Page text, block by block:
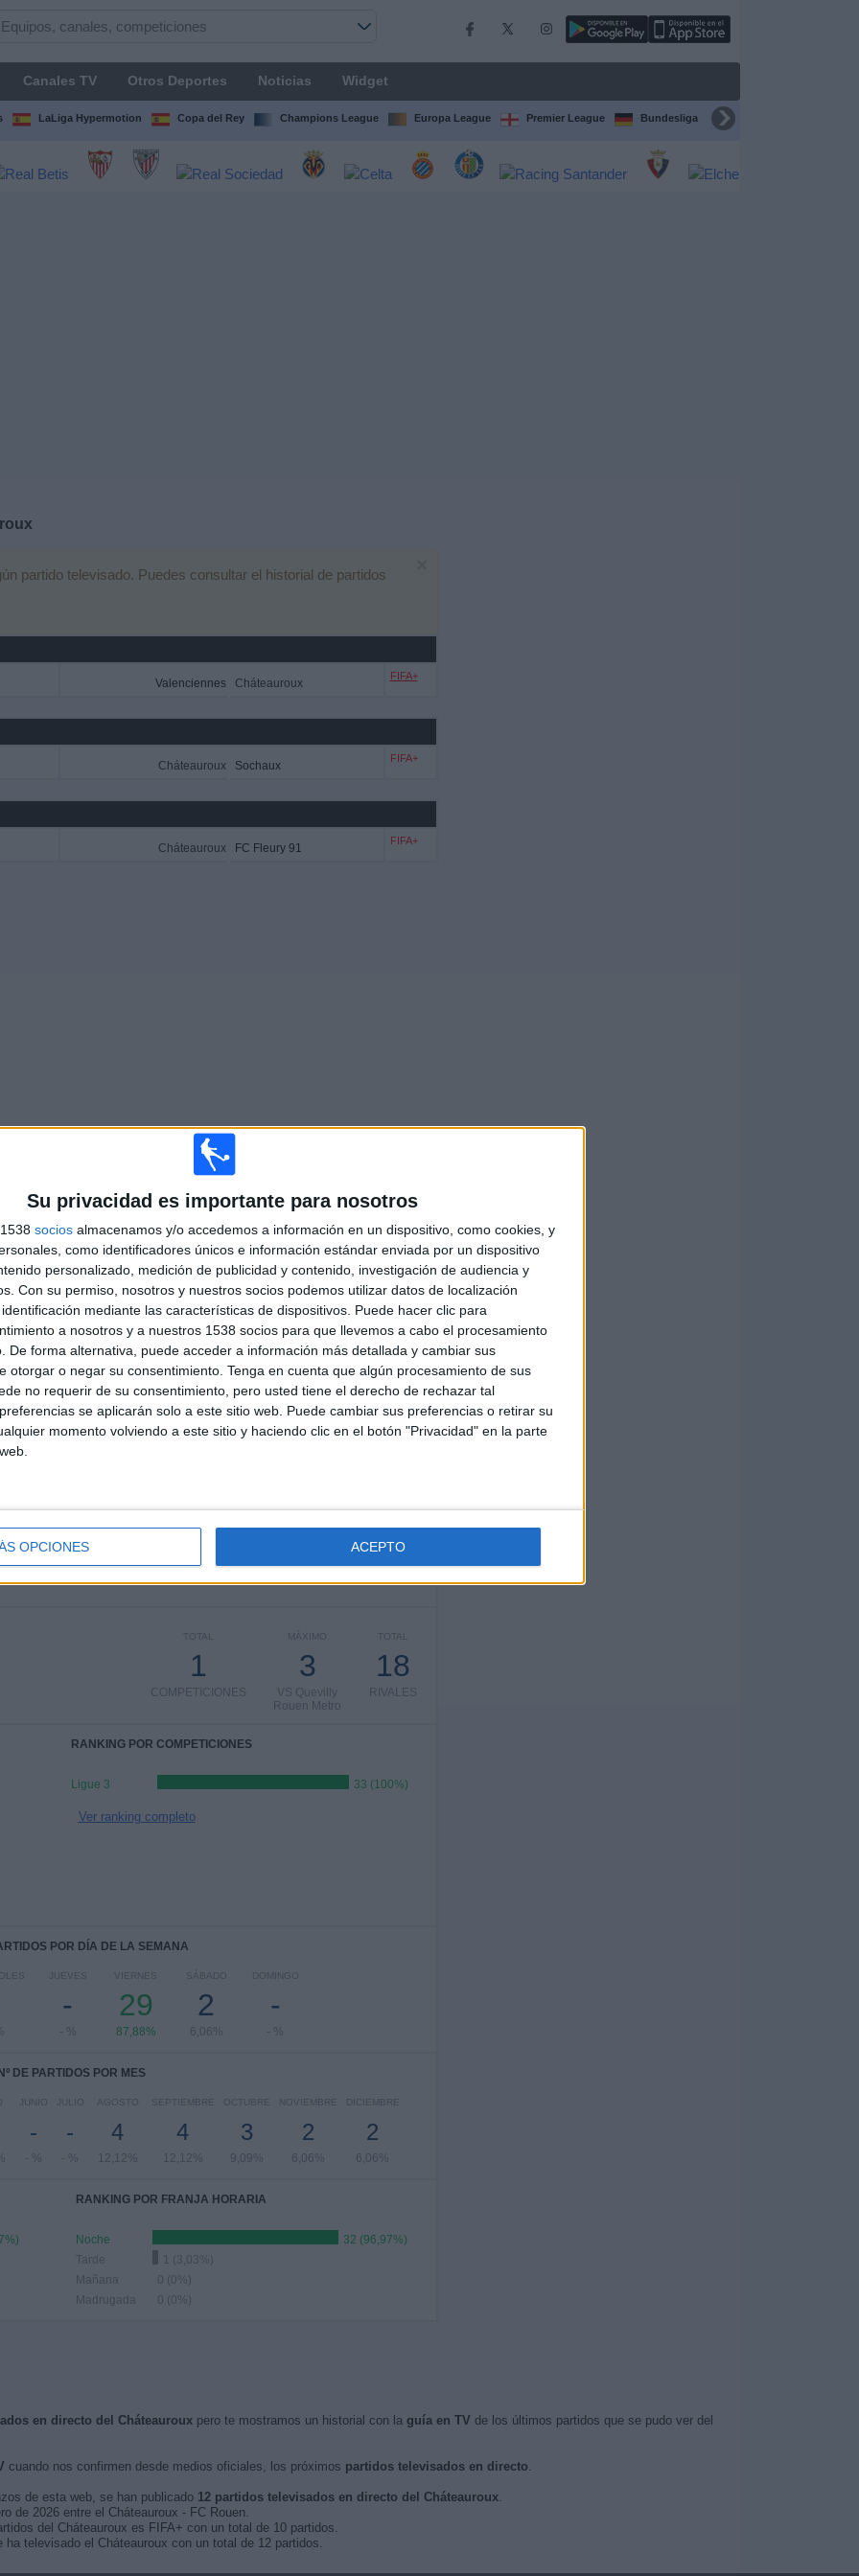
Su privacidad es importante para nosotros
socios almacenamos y/o accedemos a información en un dispositivo, como cookies, y
como identificadores únicos e información estándar enviada por un dispositivo
personalizado, medición de publicidad y contenido, investigación de audiencia y
Con su permiso, nosotros y nuestros socios podemos utilizar datos de localización
mediante las características de dispositivos. Puede hacer clic para
a nosotros y a nuestros 1538 socios para que llevemos a cabo el procesamiento
De forma alternativa, puede acceder a información más detallada y cambiar sus
otorgar o negar su consentimiento. Tenga en cuenta que algún procesamiento de sus
no requerir de su consentimiento, pero usted tiene el derecho de rechazar tal
se aplicarán solo a este sitio web. Puede cambiar sus preferencias o retirar su
momento volviendo a este sitio y haciendo clic en el botón "Privacidad" en la parte
OPCIONES ACEPTO
Canales TV Otros Deportes Noticias Widget
LaLiga Hypermotion Copa del Rey Champions League Europa League Premier League Bundesliga Supercopa de España
partido televisado. Puedes consultar el historial de partidos
Valenciennes Cháteauroux
FIFA+
Cháteauroux Sochaux
FIFA+
Cháteauroux FC Fleury 91
FIFA+
EN TELEVISIÓN EN ESPAÑA
los datos estadísticos de cuándo y dónde se televisan los partidos deFútboldel
, podemos dar los siguientes datos:
Valenciennes - Cháteauroux
15/05/2026 Ligue 3 por FIFA+
2
CANALES TV
83
GRATUÍTO
0
DE PAGO
TOTAL
18
RIVALES
MÁXIMO
3
VS Quevilly
Rouen Metro
TOTAL
1
COMPETICIONES
RANKING POR COMPETICIONES
Ligue 3 33 (100%)
Ver ranking completo
POR DÍA DE LA SEMANA
JUEVES
-
- %
VIERNES
29
87,88%
SÁBADO
2
6,06%
DOMINGO
-
- %
Nº DE PARTIDOS POR MES
JUNIO
-
- %
JULIO
-
- %
AGOSTO
4
12,12%
SEPTIEMBRE
4
12,12%
OCTUBRE
3
9,09%
NOVIEMBRE
2
6,06%
DICIEMBRE
2
6,06%
RANKING POR FRANJA HORARIA
Noche
32 (96,97%)
Tarde
1 (3,03%)
Mañana
0 (0%)
Madrugada
0 (0%)
en directo del Cháteaurouxpero te mostramos un historial con la guía en TV de los últimos partidos que se pudo ver del
cuando nos confirmen desde medios oficiales, los próximos partidos televisados en directo.
de esta web, se han publicado 12 partidos televisados en directo del Cháteauroux.
de 2026 entre el Cháteauroux - FC Rouen.
del Cháteauroux es FIFA+ con un total de 10 partidos.
televisado el Cháteauroux con un total de 12 partidos.